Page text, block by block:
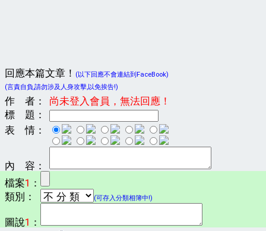
回應本篇文章！
(以下回應不會連結到FaceBook)
(言責自負,請勿涉及人身攻擊,以免挨告!)
作 者：
尚未登入會員，無法回應！
標 題：
表 情：
內 容：
檔案1 ：
類別：
(可存入分類相簿中!)
圖說1 ：